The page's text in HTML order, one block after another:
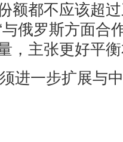
额都不应该超
俄罗斯方面合
，主张更好平
进一步扩展与